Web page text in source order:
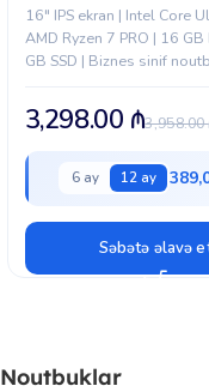
16″ IPS ekran | Intel Core
AMD Ryzen 7 PRO | 16 GB
GB SSD | Biznes sinif
3,958.00
3,298.00 ₼
6 ay 12 ay
Səbətə əlavə
Noutbuklar